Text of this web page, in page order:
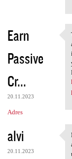
Earn
Passive
Cr...
20.11.2023
Adres
alvi
20.11.2023